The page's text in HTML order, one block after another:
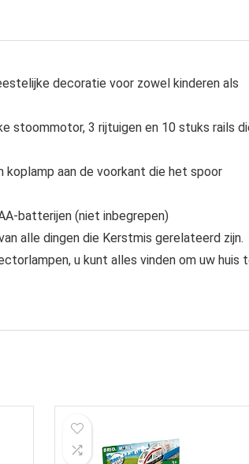
decoratie voor zowel kinderen als
stoommotor, 3 rijtuigen en 10 stuks rails
aan de voorkant die het spoor
batterijen (niet inbegrepen)
alle dingen die Kerstmis gerelateerd zijn.
u kunt alles vinden om uw huis